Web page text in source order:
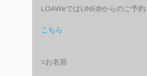
LOAWeではLINE@からのご予
こちら
○お名前